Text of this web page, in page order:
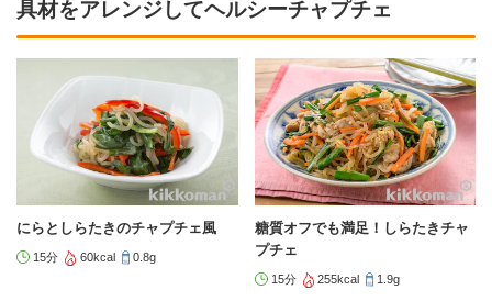
具材をアレンジしてヘルシーチャプチェ
にらとしらたきのチャプチェ風
15分 60kcal 0.8g
糖質オフでも満足！しらたきチャ
プチェ
15分 255kcal 1.9g